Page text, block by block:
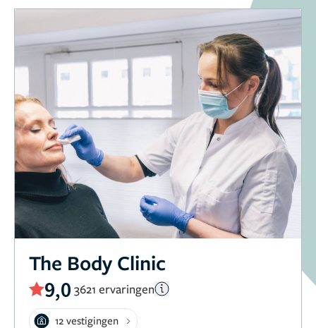
The Body Clinic
9,0 3621 ervaringen
12 vestigingen